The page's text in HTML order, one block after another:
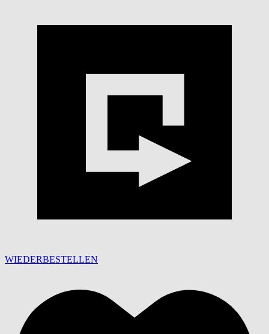
WIEDERBESTELLEN